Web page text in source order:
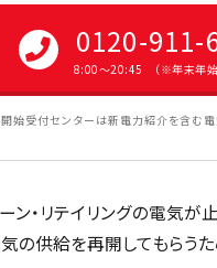
0120-911-
8:00〜20:45 （※年末年始
始受付センターは新電力紹介を含む
ン・リテイリングの電気が
の供給を再開してもらう